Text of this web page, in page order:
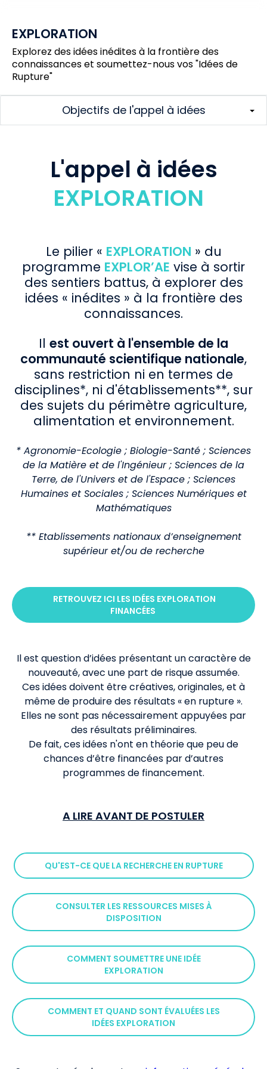
EXPLORATION
Explorez des idées inédites à la frontière des
connaissances et soumettez-nous vos "Idées de
Rupture"
Objectifs de l'appel à idées
L'appel à idées
EXPLORATION
Le pilier « EXPLORATION » du
programme EXPLOR’AE vise à sortir
des sentiers battus, à explorer des
idées « inédites » à la frontière des
connaissances.
Il est ouvert à l'ensemble de la
communauté scientifique nationale,
sans restriction ni en termes de
disciplines*, ni d'établissements**, sur
des sujets du périmètre agriculture,
alimentation et environnement.
* Agronomie-Ecologie ; Biologie-Santé ; Sciences
de la Matière et de l'Ingénieur ; Sciences de la
Terre, de l'Univers et de l'Espace ; Sciences
Humaines et Sociales ; Sciences Numériques et
Mathématiques
** Etablissements nationaux d’enseignement
supérieur et/ou de recherche
RETROUVEZ ICI LES IDÉES EXPLORATION
FINANCÉES
Il est question d’idées présentant un caractère de
nouveauté, avec une part de risque assumée.
Ces idées doivent être créatives, originales, et à
même de produire des résultats « en rupture ».
Elles ne sont pas nécessairement appuyées par
des résultats préliminaires.
De fait, ces idées n'ont en théorie que peu de
chances d’être financées par d’autres
programmes de financement.
A LIRE AVANT DE POSTULER
QU'EST-CE QUE LA RECHERCHE EN RUPTURE
CONSULTER LES RESSOURCES MISES À
DISPOSITION
COMMENT SOUMETTRE UNE IDÉE
EXPLORATION
COMMENT ET QUAND SONT ÉVALUÉES LES
IDÉES EXPLORATION